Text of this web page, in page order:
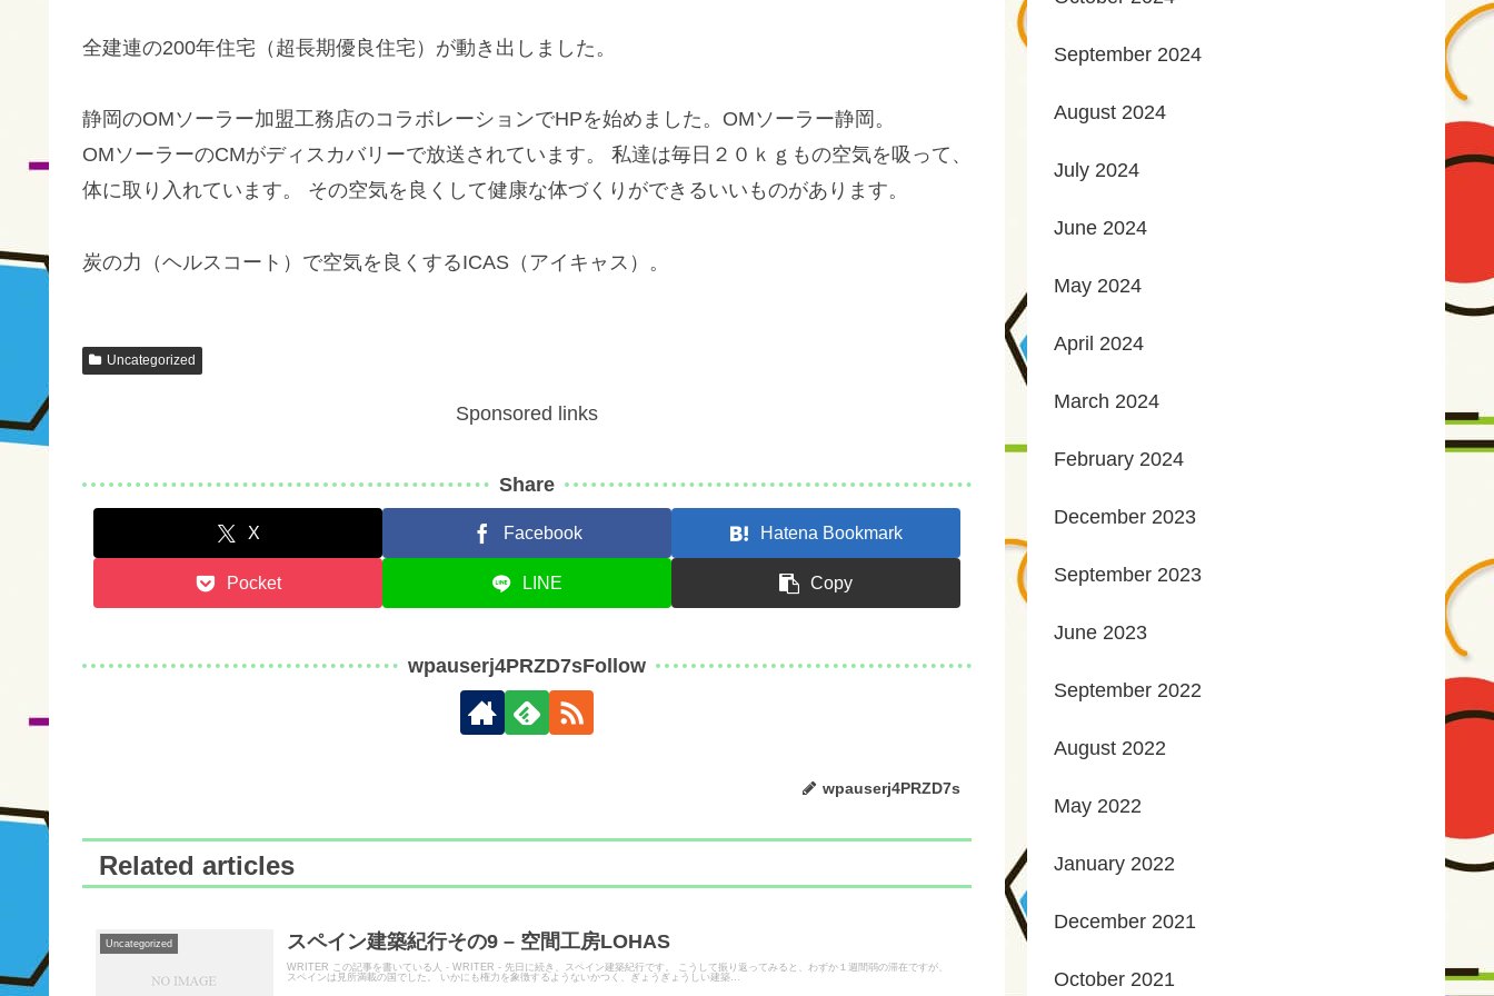
全建連の200年住宅（超長期優良住宅）が動き出しました。
静岡のOMソーラー加盟工務店のコラボレーションでHPを始めました。OMソーラー静岡。
OMソーラーのCMがディスカバリーで放送されています。 私達は毎日２０ｋｇもの空気を吸って、
体に取り入れています。 その空気を良くして健康な体づくりができるいいものがあります。
炭の力（ヘルスコート）で空気を良くするICAS（アイキャス）。
Uncategorized
Sponsored links
Share
X Facebook Hatena Bookmark
Pocket LINE Copy
wpauserj4PRZD7sFollow
wpauserj4PRZD7s
Related articles
Uncategorized スペイン建築紀行その9 – 空間工房LOHAS
WRITER この記事を書いている人 - WRITER - 先日に続き、スペイン建築紀行です。 こうして振り返ってみると、わずか１週間弱の滞在ですが、
スペインは見所満載の国でした。 いかにも権力を象徴するようないかつく、ぎょうぎょうしい建築...
September 2024
August 2024
July 2024
June 2024
May 2024
April 2024
March 2024
February 2024
December 2023
September 2023
June 2023
September 2022
August 2022
May 2022
January 2022
December 2021
October 2021